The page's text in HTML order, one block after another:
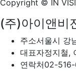
Copyright © IN
(주)아이앤비
주소서울시 강
대표자정지철,
연락처02-516-